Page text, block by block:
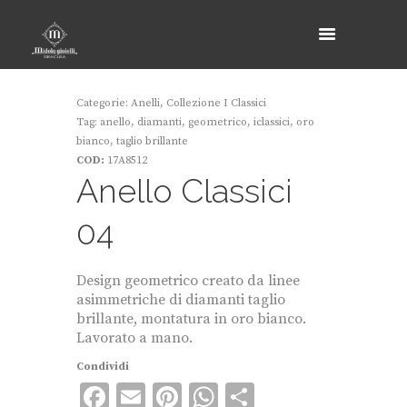
Categorie: Anelli, Collezione I Classici
Tag: anello, diamanti, geometrico, iclassici, oro
bianco, taglio brillante
COD: 17A8512
Anello Classici
04
Design geometrico creato da linee
asimmetriche di diamanti taglio
brillante, montatura in oro bianco.
Lavorato a mano.
Condividi
F
E
Pi W